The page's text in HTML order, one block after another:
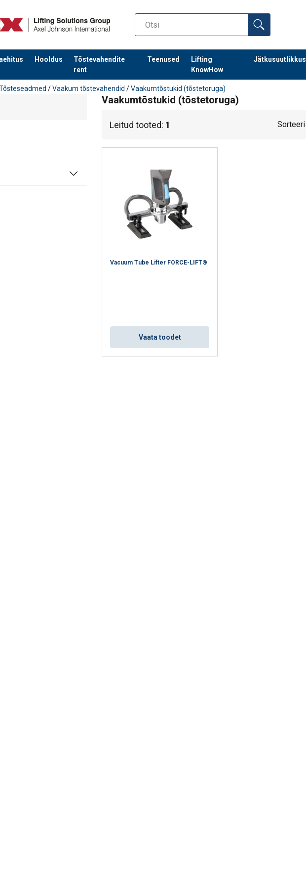
Hooldus
Tõstevahendite
rent
Teenused
Lifting
KnowHow
Jätkusuutlikkus
/Vaakum tõstevahendid /Vaakumtõstukid (tõstetoruga)
Vaakumtõstukid (tõstetoruga)
Leitud tooted: 1 Sorteeri
Vacuum Tube Lifter FORCE-LIFT®
Vaata toodet